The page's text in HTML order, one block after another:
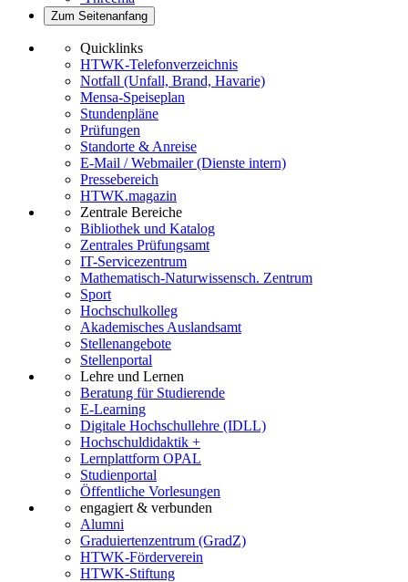
Zum Seitenanfang
Quicklinks
HTWK-Telefonverzeichnis
Notfall (Unfall, Brand, Havarie)
Mensa-Speiseplan
Stundenpläne
Prüfungen
Standorte & Anreise
E-Mail / Webmailer (Dienste intern)
Pressebereich
HTWK.magazin
Zentrale Bereiche
Bibliothek und Katalog
Zentrales Prüfungsamt
IT-Servicezentrum
Mathematisch-Naturwissensch. Zentrum
Sport
Hochschulkolleg
Akademisches Auslandsamt
Stellenangebote
Stellenportal
Lehre und Lernen
Beratung für Studierende
E-Learning
Digitale Hochschullehre (IDLL)
Hochschuldidaktik +
Lernplattform OPAL
Studienportal
Öffentliche Vorlesungen
engagiert & verbunden
Alumni
Graduiertenzentrum (GradZ)
HTWK-Förderverein
HTWK-Stiftung